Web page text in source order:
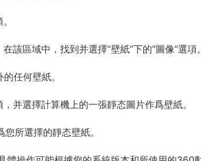
該區域中，找到并選擇“壁紙”下的“圖像”選項
任何壁紙。
并選擇計算機上的一張靜态圖片作爲壁紙。
所選擇的靜态壁紙。